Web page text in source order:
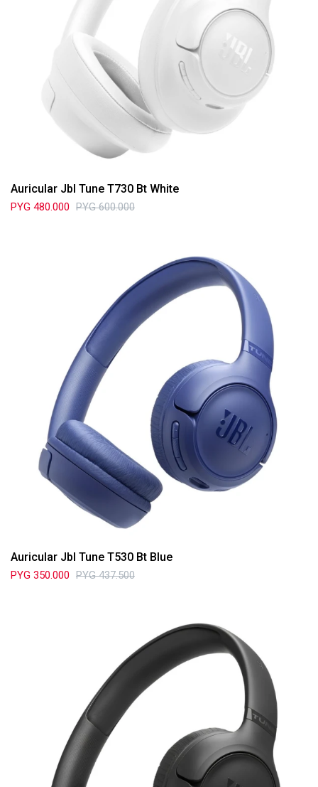
Auricular Jbl Tune T730 Bt White
PYG 480.000 PYG 600.000
Auricular Jbl Tune T530 Bt Blue
PYG 350.000 PYG 437.500